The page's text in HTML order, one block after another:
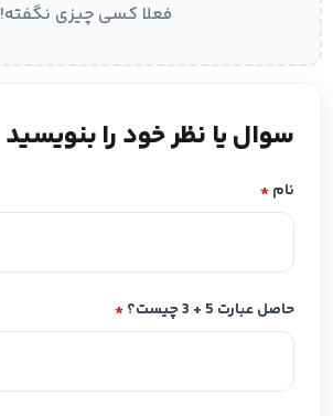
فعلا کسی چیزی نگفته!
سوال یا نظر خود را بنویسید
نام*
حاصل عبارت 5 + 3 چیست؟ *